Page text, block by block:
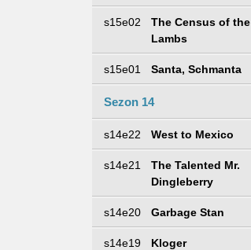
s15e02
The Census of the
Lambs
s15e01 Santa, Schmanta
Sezon 14
s14e22 West to Mexico
s14e21
The Talented Mr.
Dingleberry
s14e20 Garbage Stan
s14e19 Kloger